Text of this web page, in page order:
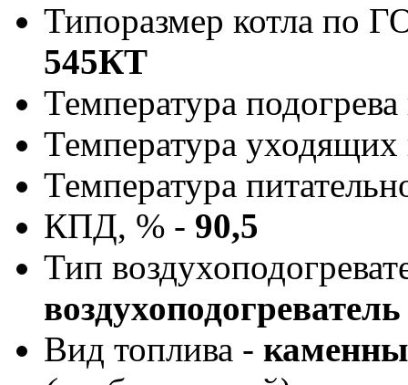
Типоразмер котла по
545КТ
Температура
Температура уходящих
Температура
КПД, % - 90,5
Тип
Вид топлива -